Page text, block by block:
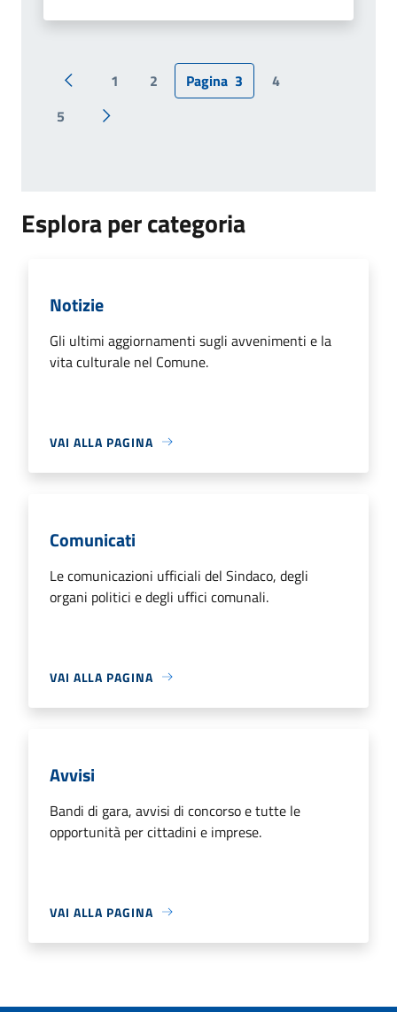
Pagina precedente
1 2 Pagina 3
4
5
Pagina successiva
Esplora per categoria
Notizie
Gli ultimi aggiornamenti sugli avvenimenti e la
vita culturale nel Comune.
VAI ALLA PAGINA
Comunicati
Le comunicazioni ufficiali del Sindaco, degli
organi politici e degli uffici comunali.
VAI ALLA PAGINA
Avvisi
Bandi di gara, avvisi di concorso e tutte le
opportunità per cittadini e imprese.
VAI ALLA PAGINA